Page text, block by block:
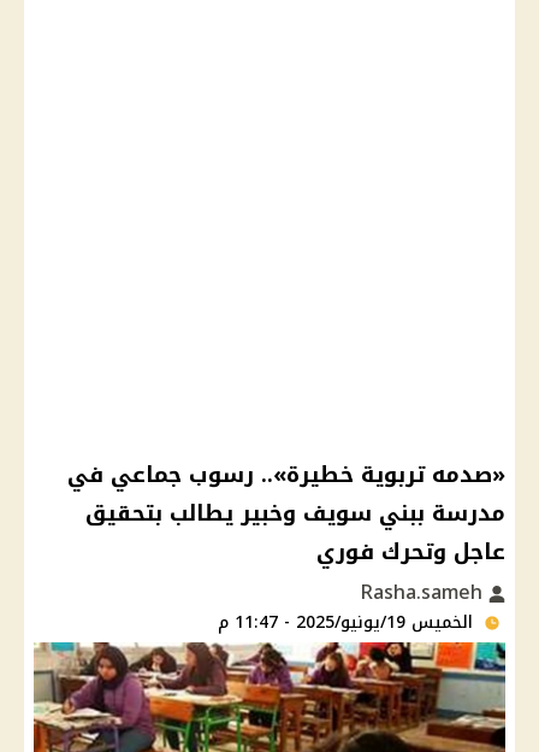
«صدمه تربوية خطيرة».. رسوب جماعي في
مدرسة ببني سويف وخبير يطالب بتحقيق
عاجل وتحرك فوري
الخميس 19/يونيو/2025 - 11:47 م